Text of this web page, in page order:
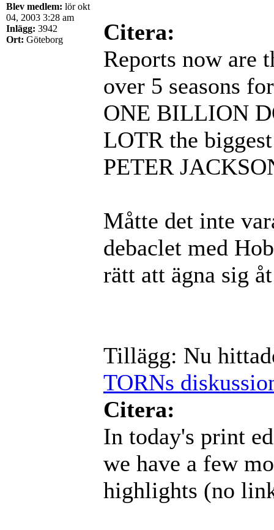
Blev medlem: lör okt
04, 2003 3:28 am
Inlägg: 3942
Ort: Göteborg
Citera:
Reports now are
over 5 seasons
ONE BILLION
LOTR the
PETER
Måtte det inte
debaclet med
rätt att ägna sig
Tillägg: Nu
TORNs
Citera:
In today's print
we have a few
highlights (no